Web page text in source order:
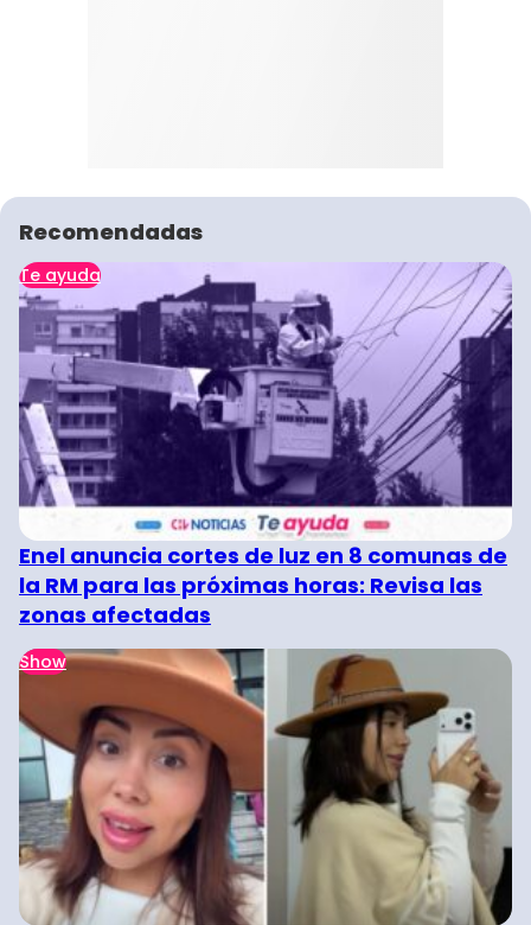
Recomendadas
Te ayuda
Enel anuncia cortes de luz en 8 comunas de
la RM para las próximas horas: Revisa las
zonas afectadas
Show